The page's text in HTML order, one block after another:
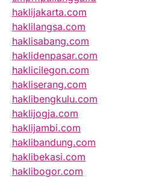
haklijakarta.com
haklilangsa.com
haklisabang.com
haklidenpasar.com
haklicilegon.com
hakliserang.com
haklibengkulu.com
haklijogja.com
haklijambi.com
haklibandung.com
haklibekasi.com
haklibogor.com